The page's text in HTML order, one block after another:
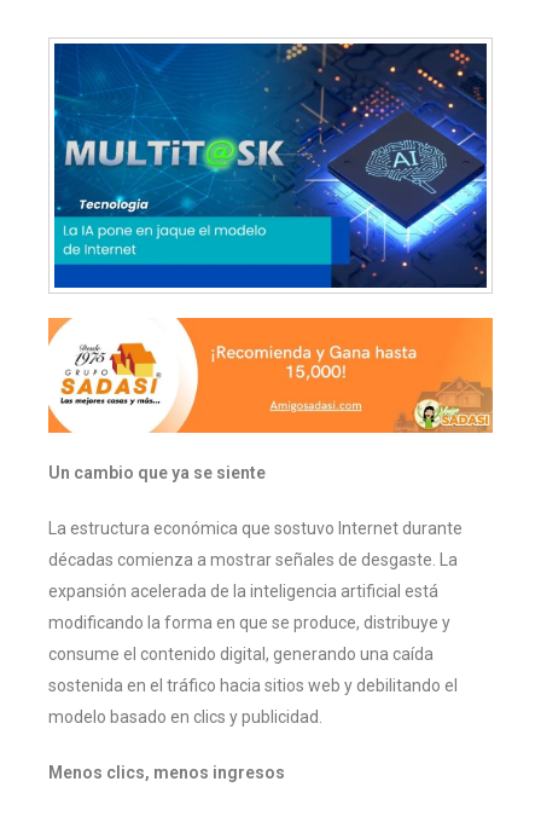
Un cambio que ya se siente
La estructura económica que sostuvo Internet durante
décadas comienza a mostrar señales de desgaste. La
expansión acelerada de la inteligencia artificial está
modificando la forma en que se produce, distribuye y
consume el contenido digital, generando una caída
sostenida en el tráfico hacia sitios web y debilitando el
modelo basado en clics y publicidad.
Menos clics, menos ingresos